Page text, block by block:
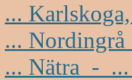
...
...
... Nätra - ...